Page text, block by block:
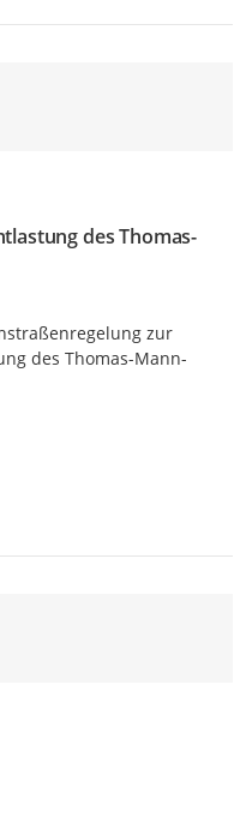
des Thomas-
zur
des Thomas-Mann-